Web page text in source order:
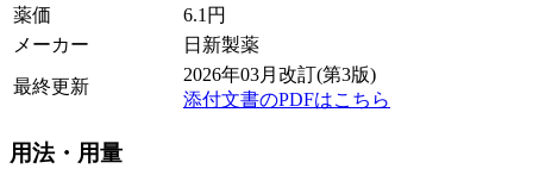
薬価
6.1 円
メーカー
日新製薬
最終更新
2026年03月改訂(第3版)
添付文書のPDFはこちら
用法・用量